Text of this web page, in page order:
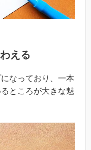
える
なっており、一本
ところが大きな魅